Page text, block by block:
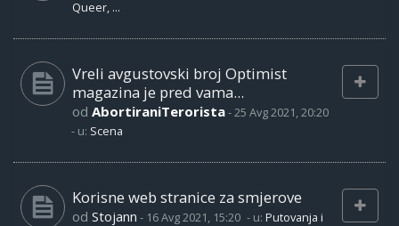
Queer, ...
Vreli avgustovski broj Optimist
magazina je pred vama...
od AbortiraniTerorista-25 Avg 2021, 20:20
- u: Scena
Korisne web stranice za smjerove
od Stojann - 16 Avg 2021, 15:20 - u: Putovanja i